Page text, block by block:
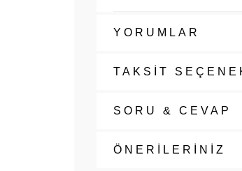
YORUMLAR
TAKSİT
SORU & CEVAP
ÖNERİLERİNİZ